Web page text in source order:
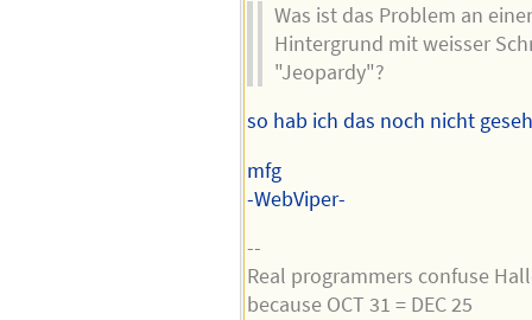
Was ist das Problem an
Hintergrund mit weisser
"Jeopardy"?
so hab ich das noch nicht
mfg
-WebViper-
--
Real programmers confuse
because OCT 31 = DEC 25